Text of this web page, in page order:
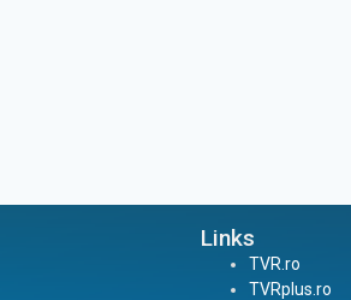
Links
TVR.ro
TVRplus.ro